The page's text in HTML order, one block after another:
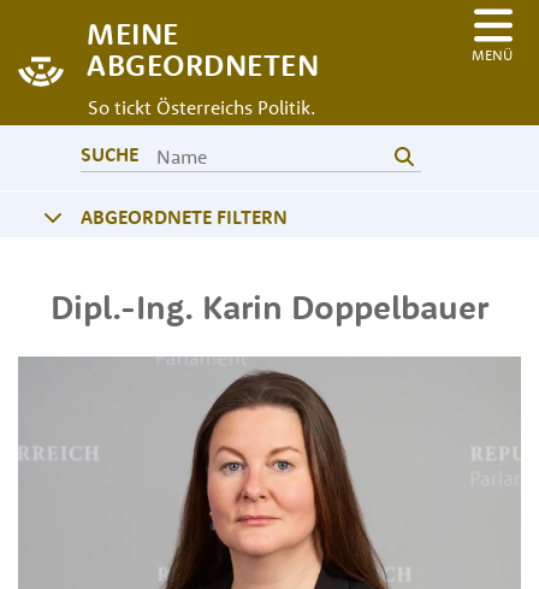
MEINE
ABGEORDNETEN
So tickt Österreichs Politik.
MENÜ
SUCHE
ABGEORDNETE FILTERN
Dipl.-Ing. Karin Doppelbauer